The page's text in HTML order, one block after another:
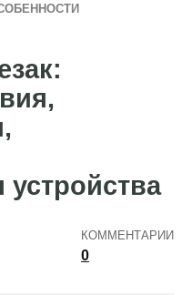
устройства
КОММЕНТАРИИ
0